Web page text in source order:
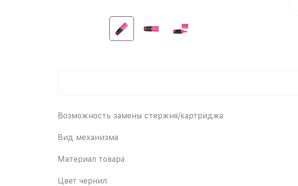
Возможность замены стержня/картриджа
Вид механизма
Материал товара
Цвет чернил